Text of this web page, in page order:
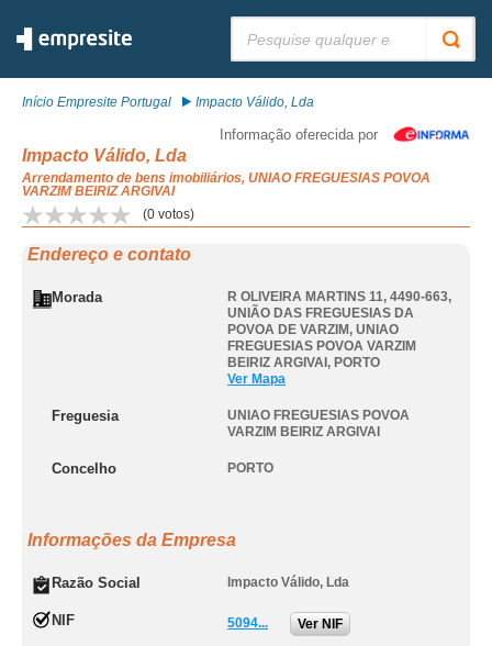
Início Empresite Portugal Impacto Válido, Lda
Informação oferecida por
Impacto Válido, Lda
Arrendamento de bens imobiliários, UNIAO FREGUESIAS POVOA
VARZIM BEIRIZ ARGIVAI
(0 votos)
Endereço e contato
Morada
R OLIVEIRA MARTINS 11, 4490-663,
UNIÃO DAS FREGUESIAS DA
POVOA DE VARZIM , UNIAO
FREGUESIAS POVOA VARZIM
BEIRIZ ARGIVAI , PORTO
Ver Mapa
Freguesia
UNIAO FREGUESIAS POVOA
VARZIM BEIRIZ ARGIVAI
Concelho PORTO
Informações da Empresa
Razão Social Impacto Válido, Lda
NIF 5094... Ver NIF